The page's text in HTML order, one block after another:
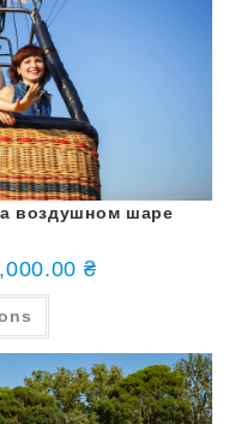
воздушном шаре
₴